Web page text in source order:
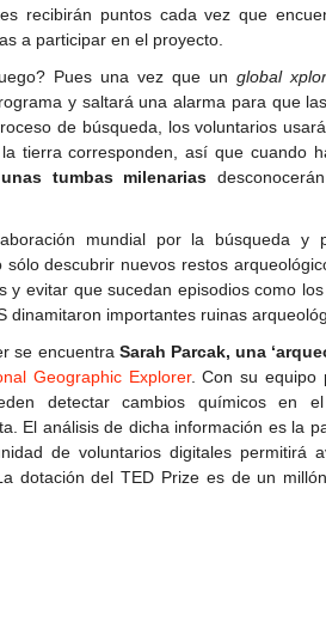
recibirán puntos cada vez que
a participar en el proyecto.
Pues una vez que unglobal
y saltará una alarma para que
de búsqueda, los voluntarios
tierra corresponden, así que cuando
tumbas milenarias
mundial por la búsqueda y
sólo descubrir nuevos restos
y evitar que sucedan episodios como
dinamitaron importantes ruinas
se encuentra Sarah Parcak, una
Geographic Explorer. Con su equipo
detectar cambios químicos en
El análisis de dicha información es la
de voluntarios digitales permitirá
dotación del TED Prize es de un